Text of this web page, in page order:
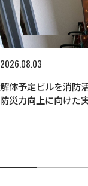
2026.08.03
解体予定ビルを消防
防災力向上に向けた